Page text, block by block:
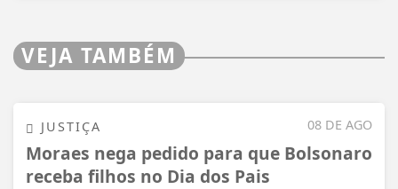
VEJA TAMBÉM
08 DE AGO
JUSTIÇA
Moraes nega pedido para que Bolsonaro
receba filhos no Dia dos Pais